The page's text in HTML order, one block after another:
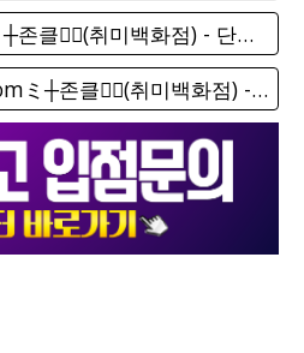
┼ミ존클부산방.comミ┼존클❤️‍🔥(취미백화점) - 단톡방
┼ミ존클올레이디방.comミ┼존클❤️‍🔥(취미백화점) - 단톡방